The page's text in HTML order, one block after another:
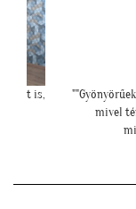
azt is,
mivel